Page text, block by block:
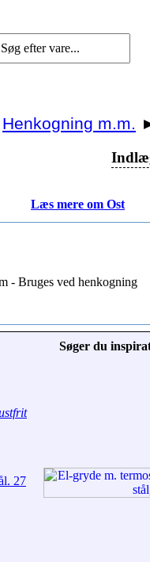
Henkogning m.m.
Læs mere om Ost
- Bruges ved henkogning
Søger du
27